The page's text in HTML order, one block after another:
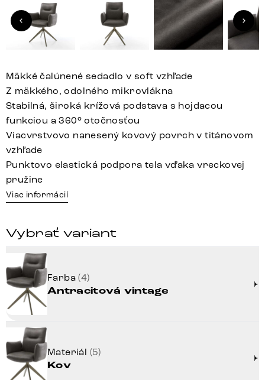
Mäkké čalúnené sedadlo v soft vzhľade
Z mäkkého, odolného mikrovlákna
Stabilná, široká krížová podstava s hojdacou
funkciou a 360° otočnosťou
Viacvrstvovo nanesený kovový povrch v titánovom
vzhľade
Punktovo elastická podpora tela vďaka vreckovej
pružine
Viac informácií
Vybrať variant
Farba(4)
Antracitová vintage
Materiál (5)
Kov